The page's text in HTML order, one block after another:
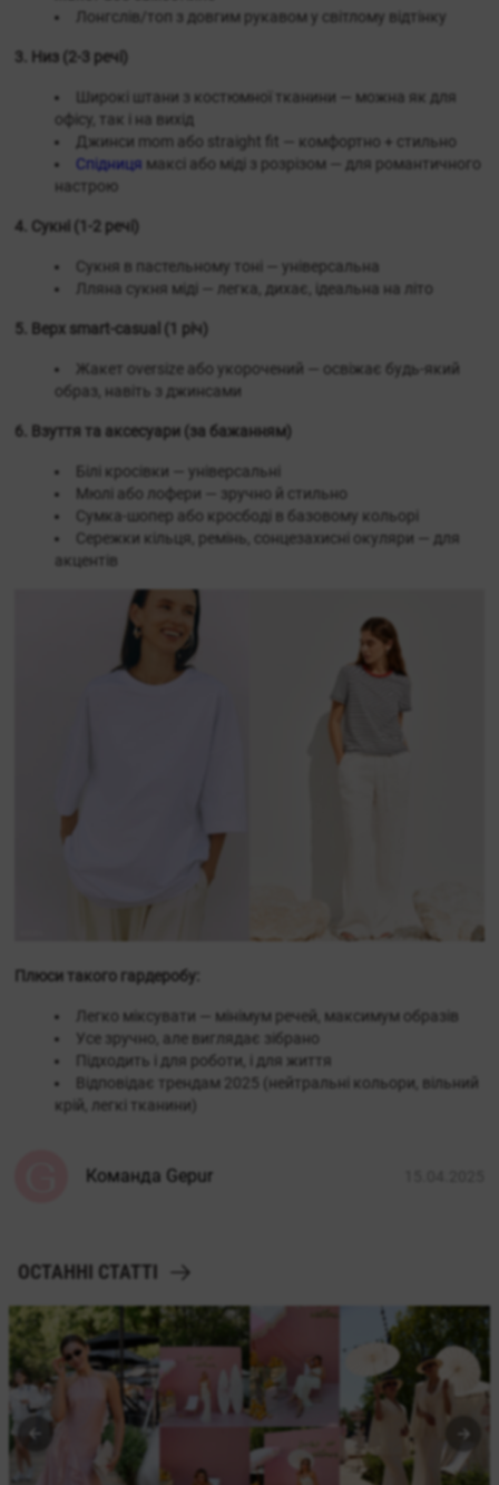
Лонгслів/топ з довгим рукавом у світлому відтінку
3. Низ (2-3 речі)
Широкі штани з костюмної тканини — можна як для
офісу, так і на вихід
Джинси mom або straight fit — комфортно + стильно
Спідниця максі або міді з розрізом — для романтичного
настрою
4. Сукні (1-2 речі)
Сукня в пастельному тоні — універсальна
Лляна сукня міді — легка, дихає, ідеальна на літо
5. Верх smart-casual (1 річ)
Жакет oversize або укорочений — освіжає будь-який
образ, навіть з джинсами
6. Взуття та аксесуари (за бажанням)
Білі кросівки — універсальні
Мюлі або лофери — зручно й стильно
Сумка-шопер або кросбоді в базовому кольорі
Сережки кільця, ремінь, сонцезахисні окуляри — для
акцентів
Плюси такого гардеробу:
Легко міксувати — мінімум речей, максимум образів
Усе зручно, але виглядає зібрано
Підходить і для роботи, і для життя
Відповідає трендам 2025 (нейтральні кольори, вільний
крій, легкі тканини)
Команда Gepur
ОСТАННІ СТАТТІ